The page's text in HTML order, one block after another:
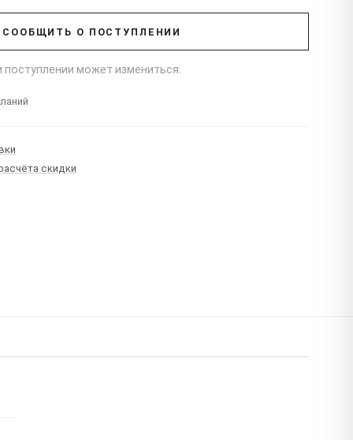
СООБЩИТЬ О ПОСТУПЛЕНИИ
поступлении может измениться.
скидки